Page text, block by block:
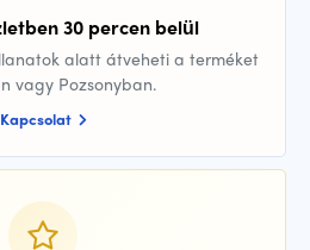
30 percen belül
alatt átveheti a terméket
vagy Pozsonyban.
Kapcsolat